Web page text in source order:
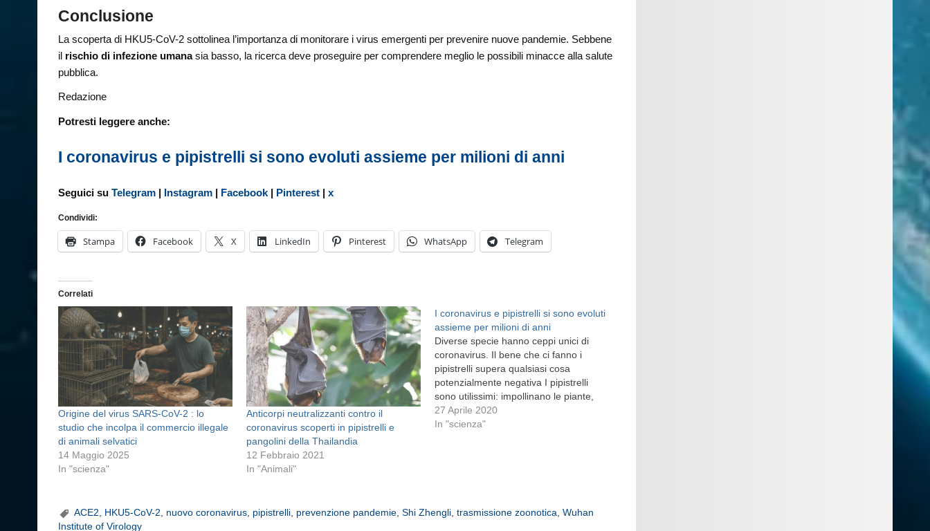
Conclusione
La scoperta di HKU5-CoV-2 sottolinea l’importanza di monitorare i virus emergenti per prevenire nuove pandemie. Sebbene
il rischio di infezione umanasia basso, la ricerca deve proseguire per comprendere meglio le possibili minacce alla salute
pubblica.
Redazione
Potresti leggere anche:
I coronavirus e pipistrelli si sono evoluti assieme per milioni di anni
Seguici suTelegram | Instagram | Facebook | Pinterest |x
Condividi:
Stampa Facebook X LinkedIn Pinterest WhatsApp Telegram
Correlati
Origine del virus SARS-CoV-2 : lo
studio che incolpa il commercio illegale
di animali selvatici
14 Maggio 2025
In "scienza"
Anticorpi neutralizzanti contro il
coronavirus scoperti in pipistrelli e
pangolini della Thailandia
12 Febbraio 2021
In "Animali"
I coronavirus e pipistrelli si sono evoluti
assieme per milioni di anni
Diverse specie hanno ceppi unici di
coronavirus. Il bene che ci fanno i
pipistrelli supera qualsiasi cosa
potenzialmente negativa I pipistrelli
sono utilissimi: impollinano le piante,
mangiano insetti portatori di malattie e
aiutano a disperdere i semi che
27 Aprile 2020
In "scienza"
ACE2 HKU5-CoV-2 nuovo coronavirus pipistrelli prevenzione pandemie ,Shi Zhengli ,trasmissione zoonotica ,Wuhan
Institute of Virology